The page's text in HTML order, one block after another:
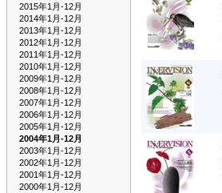
2015年1月-12月
2014年1月-12月
2013年1月-12月
2012年1月-12月
2011年1月-12月
2010年1月-12月
2009年1月-12月
2008年1月-12月
2007年1月-12月
2006年1月-12月
2005年1月-12月
2004年1月-12月
2003年1月-12月
2002年1月-12月
2001年1月-12月
2000年1月-12月